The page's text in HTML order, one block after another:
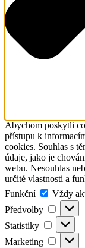
Abychom poskytli
přístupu k
cookies. Souhlas s
údaje, jako je
webu. Nesouhlas
určité vlastnosti a
Funkční
Funkční
Vždy
Předvolby
Statistiky Statistiky
Marketing